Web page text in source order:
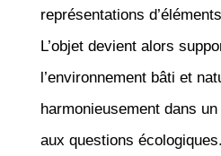
représentations
L’objet devient alors
l’environnement bâti et
harmonieusement dans
aux questions écologiques.